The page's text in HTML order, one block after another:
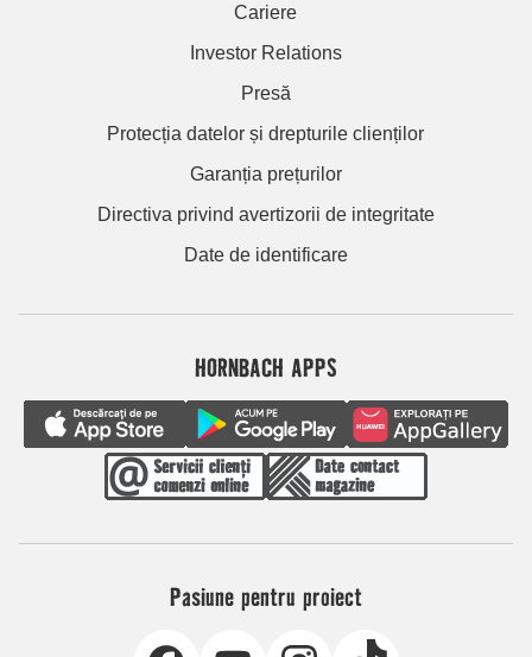
Cariere
Investor Relations
Presă
Protecția datelor și drepturile clienților
Garanția prețurilor
Directiva privind avertizorii de integritate
Date de identificare
HORNBACH APPS
Pasiune pentru proiect